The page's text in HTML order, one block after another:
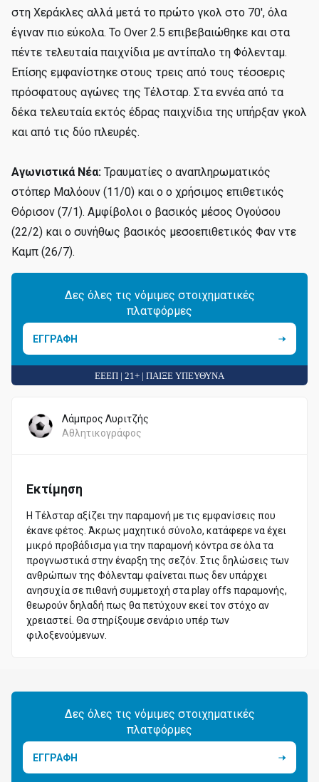
στη Χεράκλες αλλά μετά το πρώτο γκολ στο 70', όλα
έγιναν πιο εύκολα. Το Over 2.5 επιβεβαιώθηκε και στα
πέντε τελευταία παιχνίδια με αντίπαλο τη Φόλενταμ.
Επίσης εμφανίστηκε στους τρεις από τους τέσσερις
πρόσφατους αγώνες της Τέλσταρ. Στα εννέα από τα
δέκα τελευταία εκτός έδρας παιχνίδια της υπήρξαν γκολ
και από τις δύο πλευρές.
Αγωνιστικά Νέα: Τραυματίες ο αναπληρωματικός
στόπερ Μαλόουν (11/0) και ο ο χρήσιμος επιθετικός
Θόρισον (7/1). Αμφίβολοι ο βασικός μέσος Ογούσου
(22/2) και ο συνήθως βασικός μεσοεπιθετικός Φαν ντε
Καμπ (26/7).
Δες όλες τις νόμιμες στοιχηματικές
πλατφόρμες
ΕΓΓΡΑΦΗ
ΕΕΕΠ | 21+ | ΠΑΙΞΕ ΥΠΕΥΘΥΝΑ
Λάμπρος Λυριτζής
Αθλητικογράφος
Εκτίμηση
Η Τέλσταρ αξίζει την παραμονή με τις εμφανίσεις που
έκανε φέτος. Άκρως μαχητικό σύνολο, κατάφερε να έχει
μικρό προβάδισμα για την παραμονή κόντρα σε όλα τα
προγνωστικά στην έναρξη της σεζόν. Στις δηλώσεις των
ανθρώπων της Φόλενταμ φαίνεται πως δεν υπάρχει
ανησυχία σε πιθανή συμμετοχή στα play offs παραμονής,
θεωρούν δηλαδή πως θα πετύχουν εκεί τον στόχο αν
χρειαστεί. Θα στηρίξουμε σενάριο υπέρ των
φιλοξενούμενων.
Δες όλες τις νόμιμες στοιχηματικές
πλατφόρμες
ΕΓΓΡΑΦΗ